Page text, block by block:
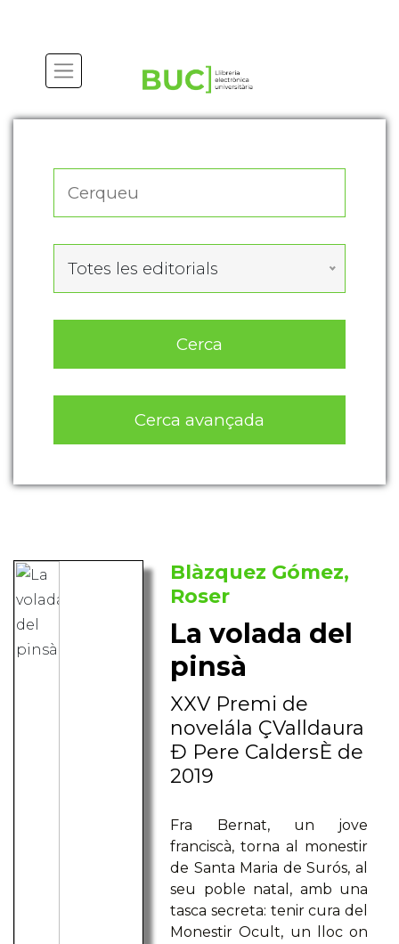
Totes les editorials
Cerca
Cerca avançada
Blàzquez Gómez,
Roser
La volada del
pinsà
XXV Premi de
novelála ÇValldaura
Ð Pere CaldersÈ de
2019
Fra Bernat, un jove
franciscà, torna al monestir
de Santa Maria de Surós, al
seu poble natal, amb una
tasca secreta: tenir cura del
Monestir Ocult, un lloc on